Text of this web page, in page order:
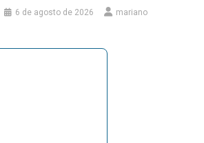
6 de agosto de 2026 mariano